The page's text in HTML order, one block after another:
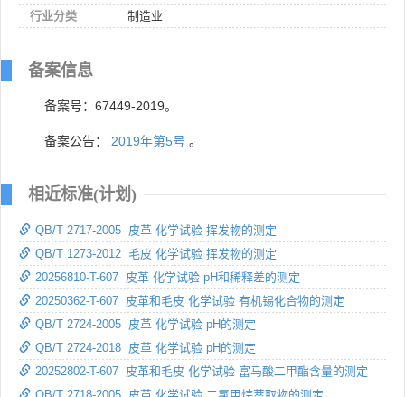
行业分类
制造业
备案信息
备案号：67449-2019。
备案公告： 2019年第5号 。
相近标准(计划)
QB/T 2717-2005 皮革 化学试验 挥发物的测定
QB/T 1273-2012 毛皮 化学试验 挥发物的测定
20256810-T-607 皮革 化学试验 pH和稀释差的测定
20250362-T-607 皮革和毛皮 化学试验 有机锡化合物的测定
QB/T 2724-2005 皮革 化学试验 pH的测定
QB/T 2724-2018 皮革 化学试验 pH的测定
20252802-T-607 皮革和毛皮 化学试验 富马酸二甲酯含量的测定